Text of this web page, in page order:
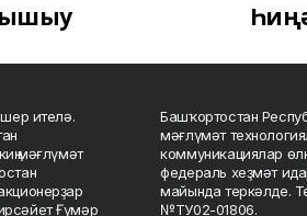
ителә.
мәғлүмәт
Ғүмәр
Башҡортостан
мәғлүмәт
коммуникациялар
федераль хеҙмәт
майында теркәлде.
№ТУ02-01806.